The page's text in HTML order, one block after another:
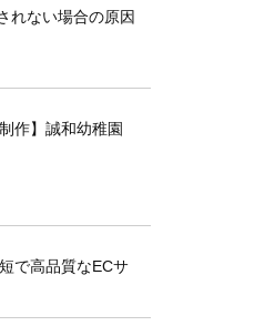
れない場合の原因
作】誠和幼稚園
で高品質なECサ